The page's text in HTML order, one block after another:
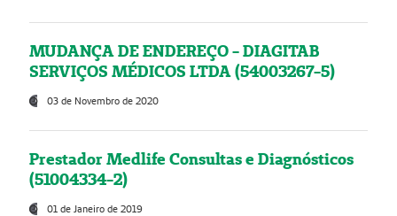
MUDANÇA DE ENDEREÇO - DIAGITAB
SERVIÇOS MÉDICOS LTDA (54003267-5)
03 de Novembro de 2020
Prestador Medlife Consultas e Diagnósticos
(51004334-2)
01 de Janeiro de 2019